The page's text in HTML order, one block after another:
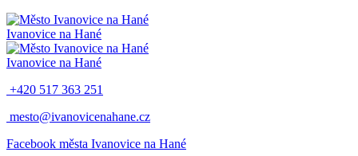
Ivanovice na Hané
Ivanovice na Hané
+420 517 363 251
mesto@ivanovicenahane.cz
Facebook města Ivanovice na Hané